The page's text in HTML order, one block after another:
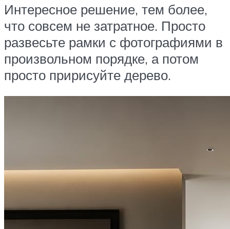
Интересное решение, тем более,
что совсем не затратное. Просто
развесьте рамки с фотографиями в
произвольном порядке, а потом
просто пририсуйте дерево.